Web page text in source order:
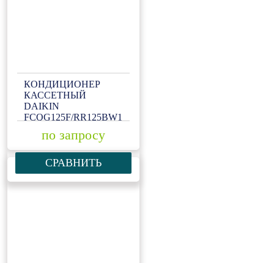
КОНДИЦИОНЕР
КАССЕТНЫЙ
DAIKIN
FCQG125F/RR125BW1
по запросу
СРАВНИТЬ